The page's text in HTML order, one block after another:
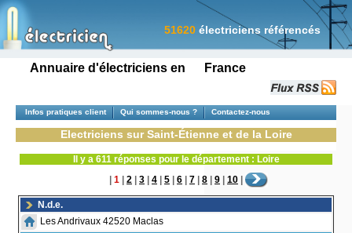
Annuaire d'électriciens en France
51620 électriciens référencés
Infos pratiques client Qui sommes-nous ? Contactez-nous
Electriciens sur Saint-Étienne et de la Loire
Il y a 611 réponses pour le département : Loire
| 1 | 2 | 3 | 4 | 5 | 6 | 7 | 8 | 9 | 10 |
N.d.e.
Les Andrivaux 42520 Maclas